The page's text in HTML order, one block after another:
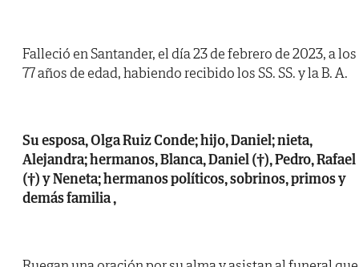
Falleció en Santander, el día 23 de febrero de 2023, a los
77 años de edad, habiendo recibido los SS. SS. y la B. A.
Su esposa, Olga Ruiz Conde; hijo, Daniel; nieta,
Alejandra; hermanos, Blanca, Daniel (†), Pedro, Rafael
(†) y Neneta; hermanos políticos, sobrinos, primos y
demás familia ,